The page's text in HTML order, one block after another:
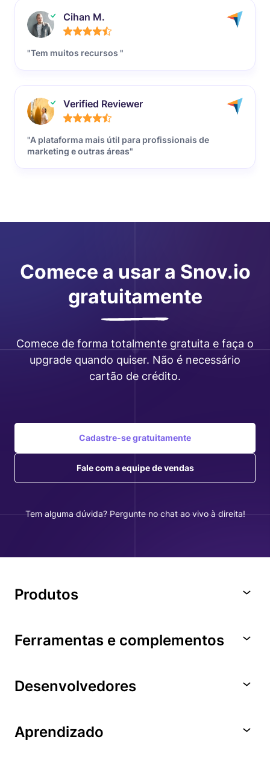
Cihan M.
"Tem muitos recursos "
Verified Reviewer
"A plataforma mais útil para profissionais de
marketing e outras áreas"
Comece a usar a Snov.io
gratuitamente
Comece de forma totalmente gratuita e faça o
upgrade quando quiser. Não é necessário
cartão de crédito.
Cadastre-se gratuitamente
Fale com a equipe de vendas
Tem alguma dúvida? Pergunte no chat ao vivo à direita!
Produtos
Ferramentas e complementos
Desenvolvedores
Aprendizado